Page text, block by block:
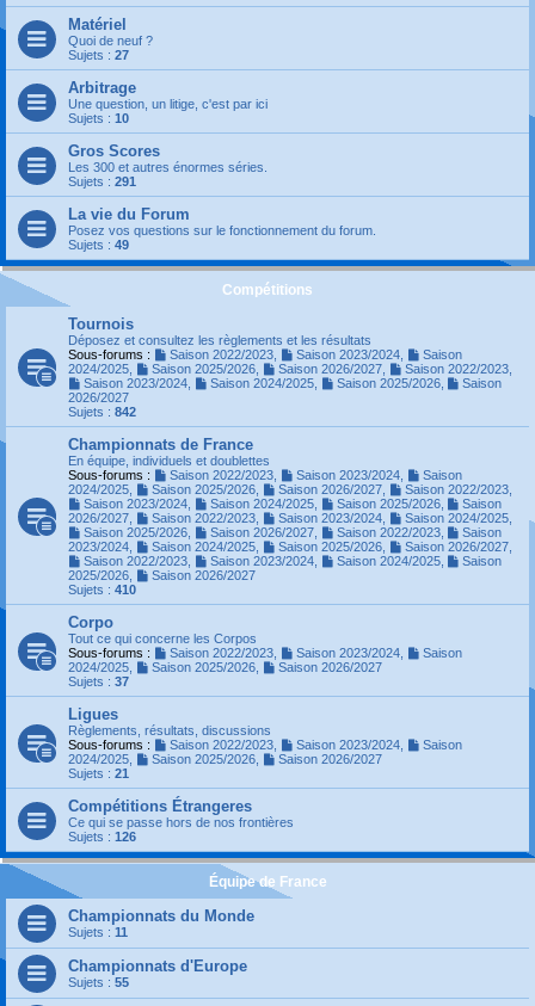
Matériel
Quoi de neuf ?
Sujets : 27
Arbitrage
Une question, un litige, c'est par ici
Sujets : 10
Gros Scores
Les 300 et autres énormes séries.
Sujets : 291
La vie du Forum
Posez vos questions sur le fonctionnement du forum.
Sujets : 49
Compétitions
Tournois
Déposez et consultez les règlements et les résultats
Sous-forums :
Saison 2022/2023, Saison 2023/2024,
Saison
2024/2025
Saison 2025/2026, Saison 2026/2027, Saison 2022/2023,
Saison 2023/2024, Saison 2024/2025, Saison 2025/2026,
Saison
2026/2027
Sujets : 842
Championnats de France
En équipe, individuels et doublettes
Sous-forums :
Saison 2022/2023, Saison 2023/2024,
Saison
2024/2025
Saison 2025/2026, Saison 2026/2027, Saison 2022/2023,
Saison 2023/2024, Saison 2024/2025, Saison 2025/2026,
Saison
2026/2027
Saison 2022/2023, Saison 2023/2024, Saison 2024/2025,
Saison 2025/2026, Saison 2026/2027, Saison 2022/2023,
Saison
2023/2024
Saison 2024/2025, Saison 2025/2026, Saison 2026/2027,
Saison 2022/2023, Saison 2023/2024, Saison 2024/2025,
Saison
2025/2026
Saison 2026/2027
Sujets : 410
Corpo
Tout ce qui concerne les Corpos
Sous-forums :
Saison 2022/2023, Saison 2023/2024,
Saison
2024/2025
Saison 2025/2026,
Saison 2026/2027
Sujets : 37
Ligues
Règlements, résultats, discussions
Sous-forums :
Saison 2022/2023, Saison 2023/2024,
Saison
2024/2025
Saison 2025/2026,
Saison 2026/2027
Sujets : 21
Compétitions Étrangeres
Ce qui se passe hors de nos frontières
Sujets : 126
Équipe de France
Championnats du Monde
Sujets : 11
Championnats d'Europe
Sujets : 55